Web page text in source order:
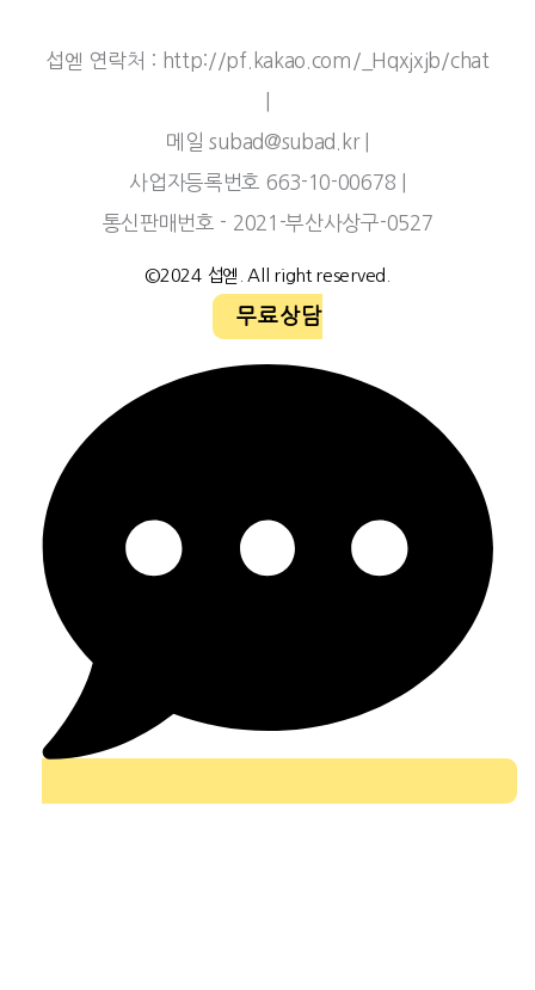
섭엗 연락처 : http://pf.kakao.com/_Hqxjxjb/chat
메일 subad@subad.kr |
사업자등록번호 663-10-00678 |
통신판매번호 - 2021-부산사상구-0527
©2024 섭엗. All right reserved.
무료상담